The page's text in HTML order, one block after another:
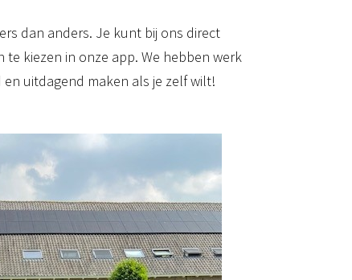
dan anders. Je kunt bij ons direct
kiezen in onze app. We hebben werk
uitdagend maken als je zelf wilt!